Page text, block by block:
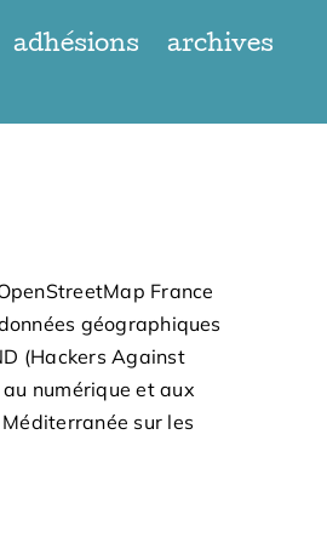
adhésions
archives
France
géographiques
(Hackers Against
numérique et aux
sur les